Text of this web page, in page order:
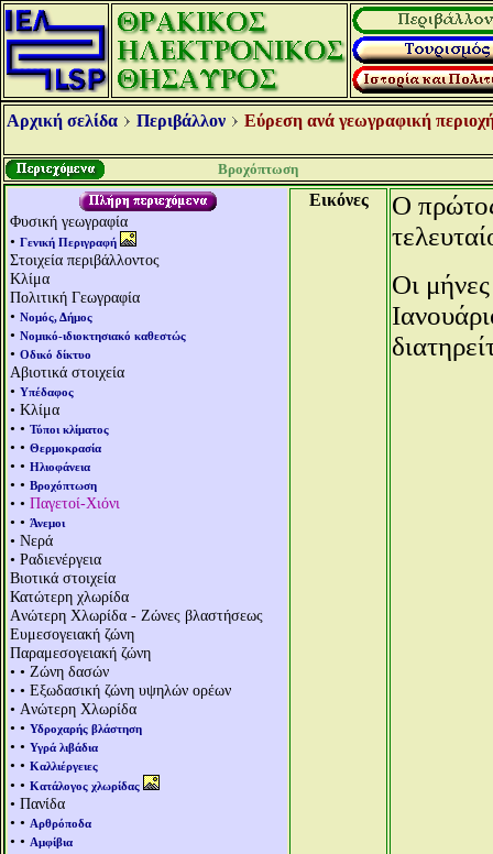
Αρχική σελίδα Περιβάλλον Εύρεση ανά γεωγραφική
Βροχόπτωση
Φυσική γεωγραφία
• Γενική Περιγραφή
Στοιχεία περιβάλλοντος
Κλίμα
Πολιτική Γεωγραφία
• Νομός, Δήμος
• Νομικό-ιδιοκτησιακό καθεστώς
• Οδικό δίκτυο
Αβιοτικά στοιχεία
• Υπέδαφος
• Κλίμα
• • Τύποι κλίματος
• • Θερμοκρασία
• • Ηλιοφάνεια
• • Βροχόπτωση
• • Παγετοί-Χιόνι
• • Άνεμοι
• Νερά
• Ραδιενέργεια
Βιοτικά στοιχεία
Κατώτερη χλωρίδα
Aνώτερη Χλωρίδα - Ζώνες βλαστήσεως
Ευμεσογειακή ζώνη
Παραμεσογειακή ζώνη
• • Ζώνη δασών
• • Εξωδασική ζώνη υψηλών ορέων
• Aνώτερη Χλωρίδα
• • Υδροχαρής βλάστηση
• • Υγρά λιβάδια
• • Καλλιέργειες
• • Κατάλογος χλωρίδας
• Πανίδα
• • Αρθρόποδα
• • Αμφίβια
Εικόνες
Ο
Οι